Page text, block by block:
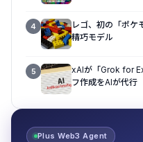
4
レゴ、初の「ポ
精巧モデル
5
xAIが「Grok for
フ作成をAIが代行
Plus Web3 Agent